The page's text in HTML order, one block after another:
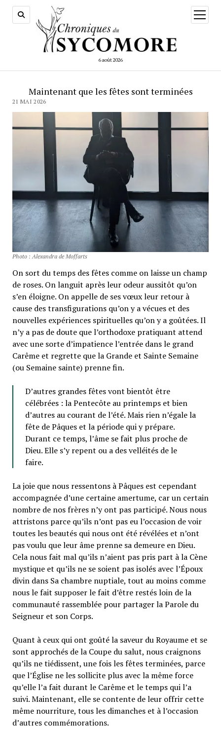
6 août 2026
ouvrir
menu
Maintenant que les fêtes sont terminées
21 MAI 2026
Photo : Alexandra de Moffarts
On sort du temps des fêtes comme on laisse un champ
de roses. On languit après leur odeur aussitôt qu’on
s’en éloigne. On appelle de ses vœux leur retour à
cause des transfigurations qu’on y a vécues et des
nouvelles expériences spirituelles qu’on y a goûtées. Il
n’y a pas de doute que l’orthodoxe pratiquant attend
avec une sorte d’impatience l’entrée dans le grand
Carême et regrette que la Grande et Sainte Semaine
(ou Semaine sainte) prenne fin.
D’autres grandes fêtes vont bientôt être
célébrées : la Pentecôte au printemps et bien
d’autres au courant de l’été. Mais rien n’égale la
fête de Pâques et la période qui y prépare.
Durant ce temps, l’âme se fait plus proche de
Dieu. Elle s’y repent ou a des velléités de le
faire.
La joie que nous ressentons à Pâques est cependant
accompagnée d’une certaine amertume, car un certain
nombre de nos frères n’y ont pas participé. Nous nous
attristons parce qu’ils n’ont pas eu l’occasion de voir
toutes les beautés qui nous ont été révélées et n’ont
pas voulu que leur âme prenne sa demeure en Dieu.
Cela nous fait mal qu’ils n’aient pas pris part à la Cène
mystique et qu’ils ne se soient pas isolés avec l’Époux
divin dans Sa chambre nuptiale, tout au moins comme
nous le fait supposer le fait d’être restés loin de la
communauté rassemblée pour partager la Parole du
Seigneur et son Corps.
Quant à ceux qui ont goûté la saveur du Royaume et se
sont approchés de la Coupe du salut, nous craignons
qu’ils ne tiédissent, une fois les fêtes terminées, parce
que l’Église ne les sollicite plus avec la même force
qu’elle l’a fait durant le Carême et le temps qui l’a
suivi. Maintenant, elle se contente de leur offrir cette
même nourriture, tous les dimanches et à l’occasion
d’autres commémorations.